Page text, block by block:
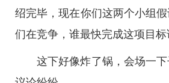
绍完毕，现在你们这两个小组
们在竞争，谁最快完成这项目标
这下好像炸了锅，会场一